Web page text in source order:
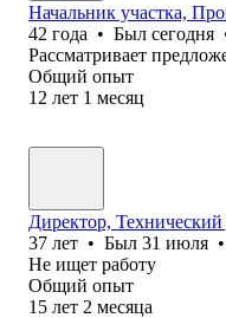
Начальник участка,
42 года • Был сегодня
Рассматривает
Общий опыт
12 лет 1 месяц
Директор, Технический
37 лет • Был 31 июля •
Не ищет работу
Общий опыт
15 лет 2 месяца